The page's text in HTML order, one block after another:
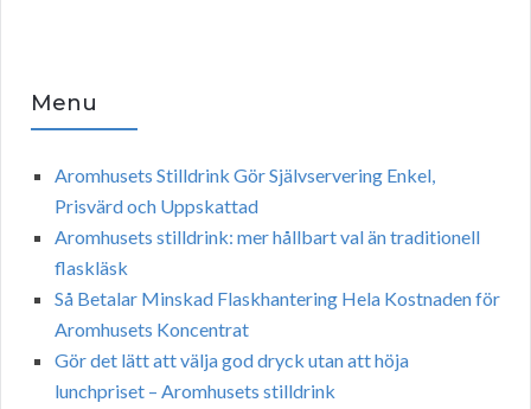
Menu
Aromhusets Stilldrink Gör Självservering Enkel,
Prisvärd och Uppskattad
Aromhusets stilldrink: mer hållbart val än traditionell
flaskläsk
Så Betalar Minskad Flaskhantering Hela Kostnaden för
Aromhusets Koncentrat
Gör det lätt att välja god dryck utan att höja
lunchpriset – Aromhusets stilldrink